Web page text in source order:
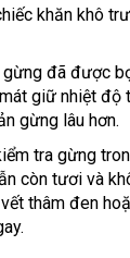
khăn khô
đã được
giữ nhiệt độ
gừng lâu hơn.
tra gừng
còn tươi và
thâm đen